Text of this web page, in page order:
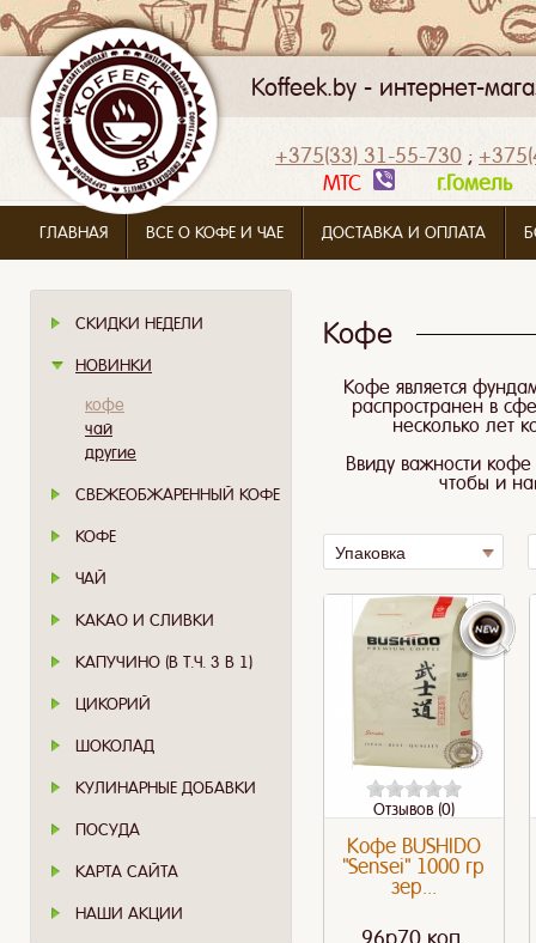
Koffeek.by - интернет-
+375(33) 31-55-730 ;
МТС
ГЛАВНАЯ ВСЕ О КОФЕ И ЧАЕ ДОСТАВКА И ОПЛАТА
СКИДКИ НЕДЕЛИ
НОВИНКИ
кофе
чай
другие
СВЕЖЕОБЖАРЕННЫЙ КОФЕ
КОФЕ
ЧАЙ
КАКАО И СЛИВКИ
КАПУЧИНО (В Т.Ч. 3 В 1)
ЦИКОРИЙ
ШОКОЛАД
КУЛИНАРНЫЕ ДОБАВКИ
ПОСУДА
КАРТА САЙТА
НАШИ АКЦИИ
Кофе
Кофе является
распространен в
несколько лет
Ввиду важности
чтобы и
Упаковка
Отзывов (0)
Кофе BUSHIDO
"Sensei" 1000 гр
зер...
96p70 коп.